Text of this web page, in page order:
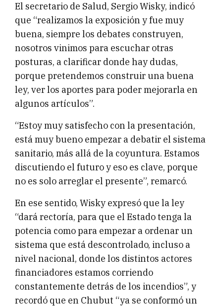
El secretario de Salud, Sergio Wisky, indicó
que “realizamos la exposición y fue muy
buena, siempre los debates construyen,
nosotros vinimos para escuchar otras
posturas, a clarificar donde hay dudas,
porque pretendemos construir una buena
ley, ver los aportes para poder mejorarla en
algunos artículos”.
“Estoy muy satisfecho con la presentación,
está muy bueno empezar a debatir el sistema
sanitario, más allá de la coyuntura. Estamos
discutiendo el futuro y eso es clave, porque
no es solo arreglar el presente”, remarcó.
En ese sentido, Wisky expresó que la ley
“dará rectoría, para que el Estado tenga la
potencia como para empezar a ordenar un
sistema que está descontrolado, incluso a
nivel nacional, donde los distintos actores
financiadores estamos corriendo
constantemente detrás de los incendios”, y
recordó que en Chubut “ya se conformó un